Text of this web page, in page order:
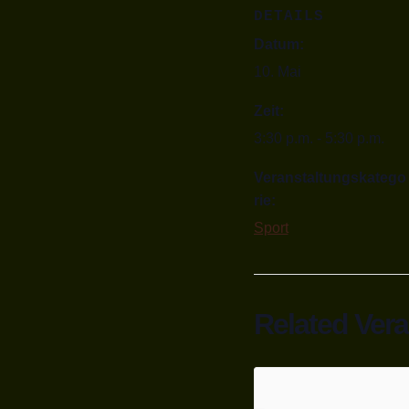
DETAILS
Datum:
10. Mai
Zeit:
3:30 p.m. - 5:30 p.m.
Veranstaltungskatego
rie:
Sport
Related